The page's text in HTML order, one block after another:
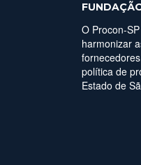
O Procon-
harmonizar
política de
Estado de